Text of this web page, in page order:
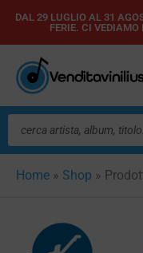
Vai
contenuto
DAL 29 LUGLIO AL 31
FERIE. CI
Ricerca
prodotti
Home » Shop »